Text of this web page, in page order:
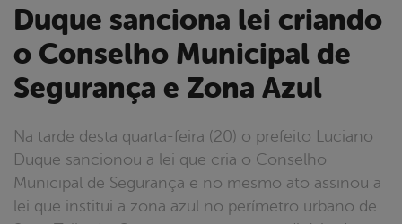
Duque sanciona lei criando
o Conselho Municipal de
Segurança e Zona Azul
Na tarde desta quarta-feira (20) o prefeito Luciano
Duque sancionou a lei que cria o Conselho
Municipal de Segurança e no mesmo ato assinou a
lei que institui a zona azul no perímetro urbano de